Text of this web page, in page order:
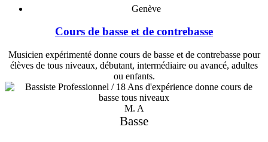
Genève
Cours de basse et de contrebasse
Musicien expérimenté donne cours de basse et de contrebasse pour
élèves de tous niveaux, débutant, intermédiaire ou avancé, adultes
ou enfants.
M. A
Basse